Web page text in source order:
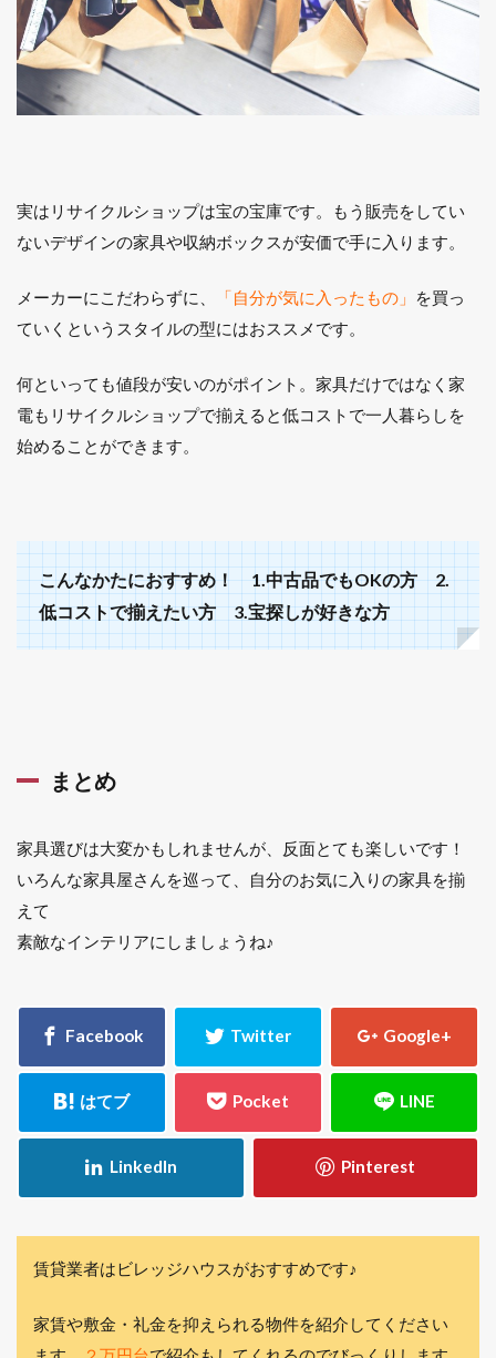
実はリサイクルショップは宝の宝庫です。もう販売をしてい
ないデザインの家具や収納ボックスが安価で手に入ります。
メーカーにこだわらずに、 「自分が気に入ったもの」
を買っ
ていくというスタイルの型にはおススメです。
何といっても値段が安いのがポイント。家具だけではなく家
電もリサイクルショップで揃えると低コストで一人暮らしを
始めることができます。
こんなかたにおすすめ！ 1.中古品でもOKの方 2.
低コストで揃えたい方 3.宝探しが好きな方
まとめ
家具選びは大変かもしれませんが、反面とても楽しいです！
いろんな家具屋さんを巡って、自分のお気に入りの家具を揃
えて
素敵なインテリアにしましょうね♪
賃貸業者はビレッジハウスがおすすめです♪
家賃や敷金・礼金を抑えられる物件を紹介してください